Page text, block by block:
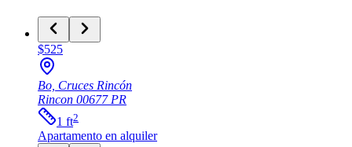
$525
Bo, Cruces Rincón
Rincon 00677PR
1 ft2
Apartamento en alquiler